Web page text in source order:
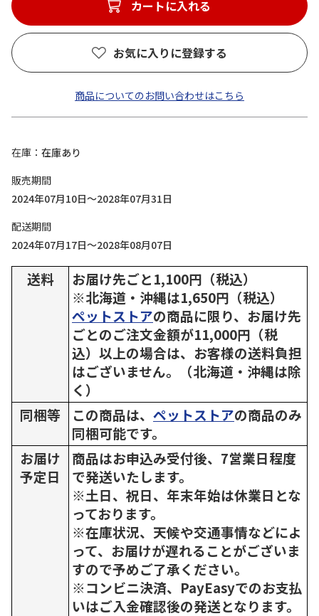
カートに入れる
お気に入りに登録する
商品についてのお問い合わせはこちら
在庫
在庫あり
販売期間
2024年07月10日～2028年07月31日
配送期間
2024年07月17日～2028年08月07日
送料
お届け先ごと1,100円（税込）
※北海道・沖縄は1,650円（税込）
ペットストアの商品に限り、お届け先
ごとのご注文金額が11,000円（税
込）以上の場合は、お客様の送料負担
はございません。（北海道・沖縄は除
く）
同梱等
この商品は、 ペットストアの商品のみ
同梱可能です。
お届け
予定日
商品はお申込み受付後、7営業日程度
で発送いたします。
※土日、祝日、年末年始は休業日とな
っております。
※在庫状況、天候や交通事情などによ
って、お届けが遅れることがございま
すので予めご了承ください。
※コンビニ決済、PayEasyでのお支払
いはご入金確認後の発送となります。